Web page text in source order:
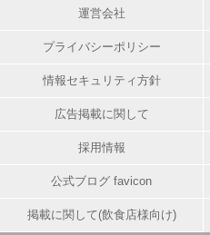
運営会社
プライバシーポリシー
情報セキュリティ方針
広告掲載に関して
採用情報
公式ブログ favicon
掲載に関して(飲食店様向け)